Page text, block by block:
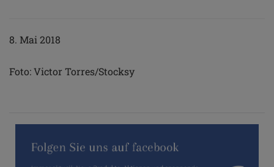
8. Mai 2018
Foto: Victor Torres/Stocksy